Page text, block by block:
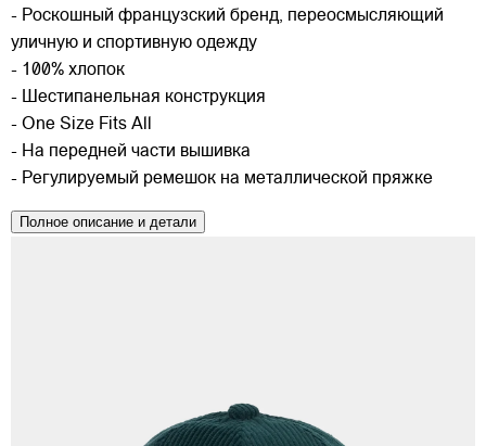
- Роскошный французский бренд, переосмысляющий
уличную и спортивную одежду
- 100% хлопок
- Шестипанельная конструкция
- One Size Fits All
- На передней части вышивка
- Регулируемый ремешок на металлической пряжке
Полное описание и детали